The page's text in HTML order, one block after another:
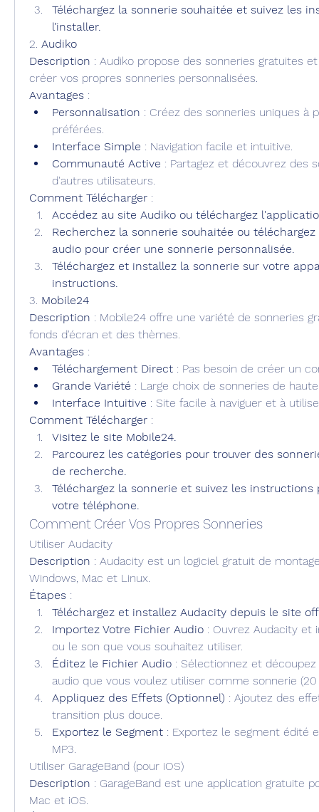
Téléchargez la sonnerie souhaitée et suivez les
l’installer.
2. Audiko
Description : Audiko propose des sonneries gratuites
créer vos propres sonneries personnalisées.
Avantages :
Personnalisation : Créez des sonneries uniques à
préférées.
Interface Simple : Navigation facile et intuitive.
Communauté Active : Partagez et découvrez des
d'autres utilisateurs.
Comment Télécharger :
Accédez au site Audiko ou téléchargez
Recherchez la sonnerie souhaitée ou
audio pour créer une sonnerie personnalisée.
Téléchargez et installez la sonnerie sur votre
instructions.
3. Mobile24
Description : Mobile24 offre une variété de sonneries
fonds d'écran et des thèmes.
Avantages :
Téléchargement Direct : Pas besoin de créer un
Grande Variété : Large choix de sonneries de
Interface Intuitive : Site facile à naviguer et à
Comment Télécharger :
Visitez le site Mobile24.
Parcourez les catégories pour trouver des
de recherche.
Téléchargez la sonnerie et suivez les
votre téléphone.
Comment Créer Vos Propres Sonneries
Utiliser Audacity
Description : Audacity est un logiciel gratuit de
Windows, Mac et Linux.
Étapes :
Téléchargez et installez Audacity depuis le site
Importez Votre Fichier Audio : Ouvrez Audacity et
ou le son que vous souhaitez utiliser.
Éditez le Fichier Audio : Sélectionnez et
audio que vous voulez utiliser comme sonnerie (20
Appliquez des Effets (Optionnel) : Ajoutez des
transition plus douce.
Exportez le Segment : Exportez le segment édité
MP3.
Utiliser GarageBand (pour iOS)
Description : GarageBand est une application gratuite
Mac et iOS.